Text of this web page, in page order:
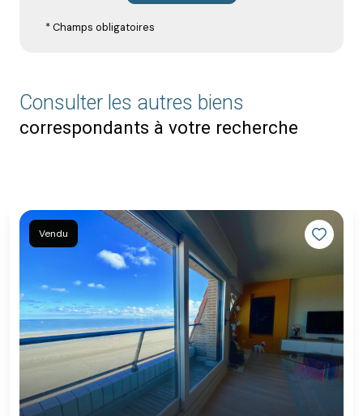
* Champs obligatoires
Consulter les autres biens
correspondants à votre recherche
Vendu